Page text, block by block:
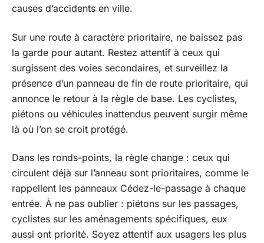
causes d’accidents en ville.
Sur une route à caractère prioritaire, ne baissez pas
la garde pour autant. Restez attentif à ceux qui
surgissent des voies secondaires, et surveillez la
présence d’un panneau de fin de route prioritaire, qui
annonce le retour à la règle de base. Les cyclistes,
piétons ou véhicules inattendus peuvent surgir même
là où l’on se croit protégé.
Dans les ronds-points, la règle change : ceux qui
circulent déjà sur l’anneau sont prioritaires, comme le
rappellent les panneaux Cédez-le-passage à chaque
entrée. À ne pas oublier : piétons sur les passages,
cyclistes sur les aménagements spécifiques, eux
aussi ont priorité. Soyez attentif aux usagers les plus